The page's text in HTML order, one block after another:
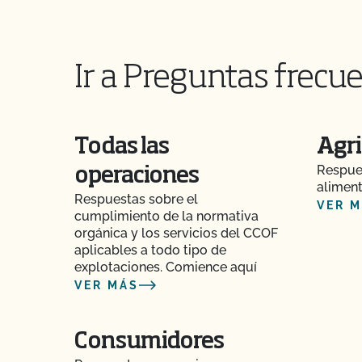
Ir a Preguntas
Todas las
operaciones
Respuestas sobre el
cumplimiento de la normativa
orgánica y los servicios del CCOF
aplicables a todo tipo de
explotaciones. Comience aquí
VER MÁS
VER
Consumidores
¿Ofrece el CCOF servicios en línea?
¿El uso del sello "Organic is Non-GMO &
dinero?
¿Cómo y con qué frecuencia actualizo mi Plan
Seguridad Alimentaria con el CCOF?
¿Cómo puedo comprobar el estado de mis
Actualizaciones OSP?
¿Cómo puedo controlar el coste de mi